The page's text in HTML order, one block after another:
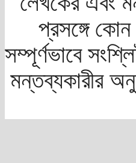
প্রসঙ্গে
সম্পূর্ণভাবে
মন্তব্যকারীর